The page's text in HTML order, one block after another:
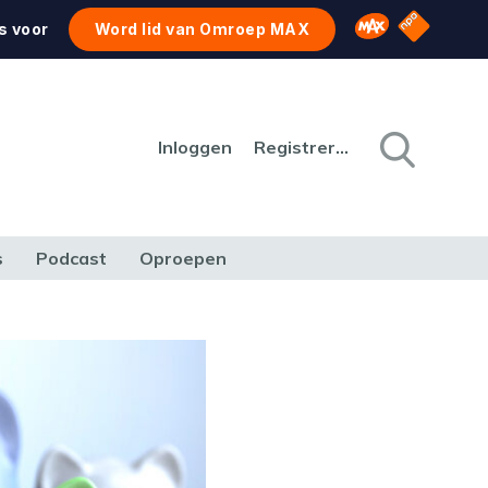
voor Word lid van Omroep MAX Omroep MAX
NPO
Inloggen Registreren
Podcast Oproepen